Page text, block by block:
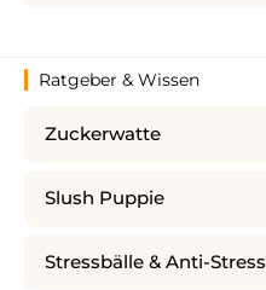
Ratgeber & Wissen
Zuckerwatte
Slush Puppie
Stressbälle & Anti-Stress